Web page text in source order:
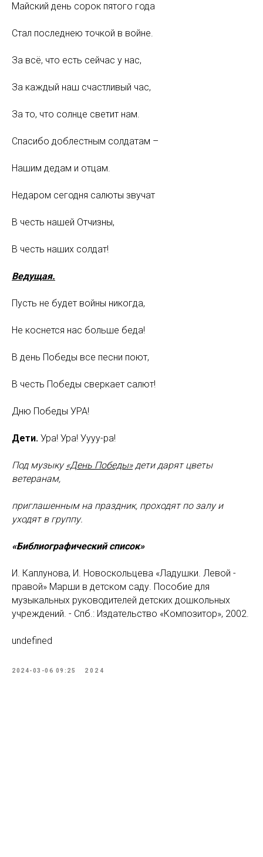
Майский день сорок пятого года
Стал последнею точкой в войне.
За всё, что есть сейчас у нас,
За каждый наш счастливый час,
За то, что солнце светит нам.
Спасибо доблестным солдатам –
Нашим дедам и отцам.
Недаром сегодня салюты звучат
В честь нашей Отчизны,
В честь наших солдат!
Ведущая.
Пусть не будет войны никогда,
Не коснется нас больше беда!
В день Победы все песни поют,
В честь Победы сверкает салют!
Дню Победы УРА!
Дети. Ура! Ура! Уууу-ра!
Под музыку «День Победы»дети дарят цветы
ветеранам,
приглашенным на праздник, проходят по залу и
уходят в группу.
«Библиографический список»
И. Каплунова, И. Новоскольцева «Ладушки. Левой -
правой» Марши в детском саду. Пособие для
музыкальных руководителей детских дошкольных
учреждений. - Спб.: Издательство «Композитор», 2002.
undefined
2024-03-06 09:25 2024